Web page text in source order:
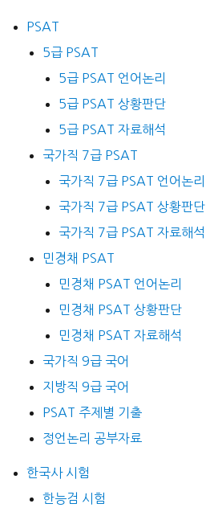
PSAT
5급 PSAT
5급 PSAT 언어논리
5급 PSAT 상황판단
5급 PSAT 자료해석
국가직 7급 PSAT
국가직 7급 PSAT 언어논리
국가직 7급 PSAT 상황판단
국가직 7급 PSAT 자료해석
민경채 PSAT
민경채 PSAT 언어논리
민경채 PSAT 상황판단
민경채 PSAT 자료해석
국가직 9급 국어
지방직 9급 국어
PSAT 주제별 기출
정언논리 공부자료
한국사 시험
한능검 시험